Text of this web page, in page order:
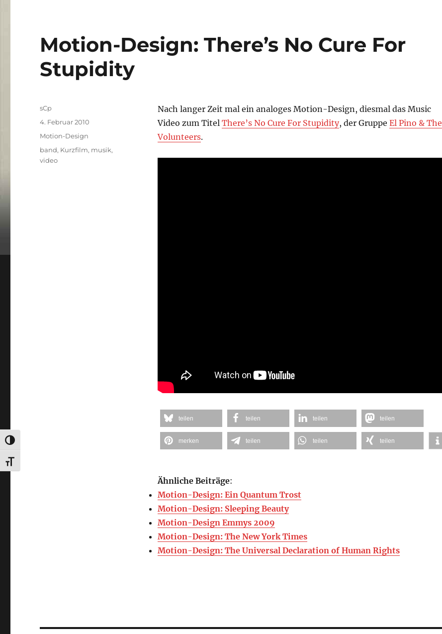
UMSCHALTEN AUF HOHE KONTRASTE
SCHRIFT VERGRÖSSERN
Motion-Design: There’s No Cure For
Stupidity
Nach langer Zeit mal ein analoges Motion-Design, diesmal das Music
Video zum Titel There’s No Cure For Stupidity, der Gruppe El Pino & The
Volunteers.
teilen teilen teilen teilen
merken teilen teilen teilen
Ähnliche Beiträge:
Motion-Design: Ein Quantum Trost
Motion-Design: Sleeping Beauty
Motion-Design Emmys 2009
Motion-Design: The New York Times
Motion-Design: The Universal Declaration of Human Rights
Autor
sCp
Veröffentlicht
4. Februar 2010
Kategorien
Motion-Design
Schlagwörter
band, Kurzfilm, musik,
video